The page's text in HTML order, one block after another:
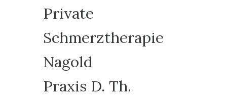
Private
Schmerztherapie
Nagold
Praxis D. Th.